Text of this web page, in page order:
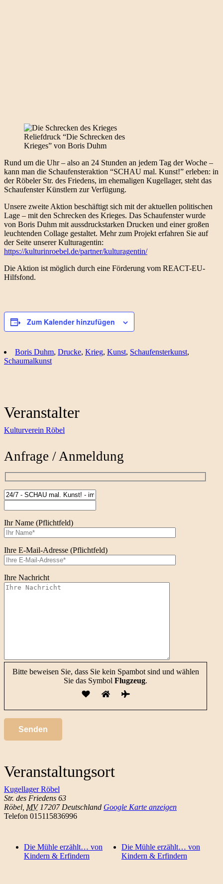
Reliefdruck “Die Schrecken des
Krieges” von Boris Duhm
Rund um die Uhr – also an 24 Stunden an jedem Tag der Woche –
kann man die Schaufensteraktion “SCHAU mal. Kunst!” erleben: in
der Röbeler Str. des Friedens, im ehemaligen Kugellager, steht das
Schaufenster Künstlern zur Verfügung.
Unsere zweite Aktion beschäftigt sich mit der aktuellen politischen
Lage – mit den Schrecken des Krieges. Das Schaufenster wurde
von Boris Duhm mit aussdruckstarken Drucken und einer großen
leuchtenden Collage gestaltet. Mehr zum Projekt erfahren Sie auf
der Seite unserer Kulturagentin:
https://kulturinroebel.de/partner/kulturagentin/
Die Aktion ist möglich durch eine Förderung vom REACT-EU-
Hilfsfond.
Zum Kalender hinzufügen
Boris Duhm, Drucke, Krieg, Kunst, Schaufensterkunst,
Schaumalkunst
Veranstaltungsort
Kugellager Röbel
Str. des Friedens 63
Röbel MV 17207 Deutschland Google Karte anzeigen
Telefon 015115836996
Veranstalter
Kulturverein Röbel
Anfrage / Anmeldung
Ihr Name (Pflichtfeld)
Ihre E-Mail-Adresse (Pflichtfeld)
Ihre Nachricht
Bitte beweisen Sie, dass Sie kein Spambot sind und wählen
Sie das Symbol Flugzeug.
Die Mühle erzählt… von
Kindern & Erfindern
Die Mühle erzählt… von
Kindern & Erfindern